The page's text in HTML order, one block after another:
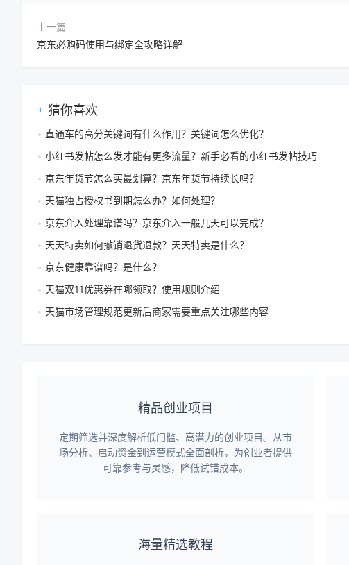
上一篇
京东必购码使用与绑定全攻略详解
猜你喜欢
直通车的高分关键词有什么作用？关键词怎么优化？
小红书发帖怎么发才能有更多流量？新手必看的小红书发帖技巧
京东年货节怎么买最划算？京东年货节持续长吗？
天猫独占授权书到期怎么办？如何处理？
京东介入处理靠谱吗？京东介入一般几天可以完成？
天天特卖如何撤销退货退款？天天特卖是什么？
京东健康靠谱吗？是什么？
天猫双11优惠券在哪领取？使用规则介绍
天猫市场管理规范更新后商家需要重点关注哪些内容
精品创业项目
定期筛选并深度解析低门槛、高潜力的创业项目。从市
场分析、启动资金到运营模式全面剖析，为创业者提供
可靠参考与灵感，降低试错成本。
海量精选教程